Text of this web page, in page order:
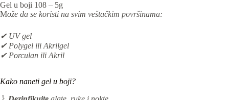
Gel u boji 108 – 5g
Može da se koristi na svim veštačkim površinama:
✔ UV gel
✔ Polygel ili Akrilgel
✔ Porculan ili Akril
Kako naneti gel u boji?